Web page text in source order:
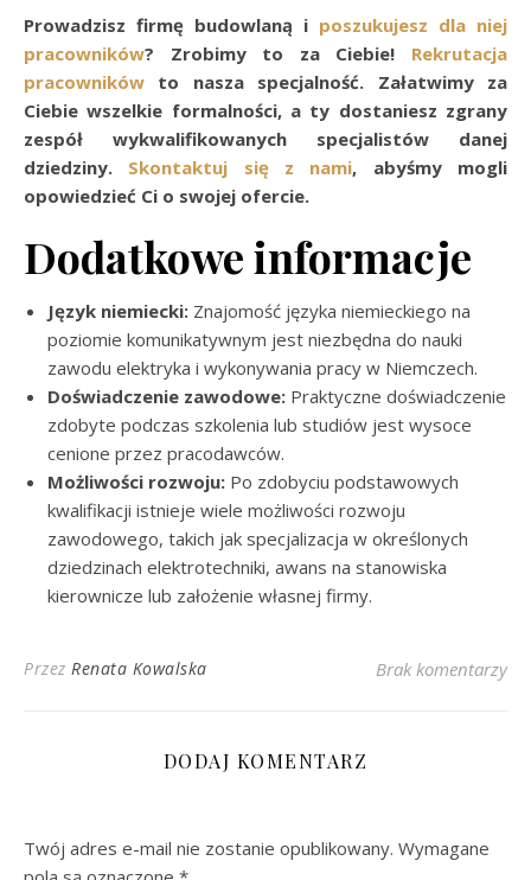
Prowadzisz firmę budowlaną i poszukujesz dla niej
pracowników? Zrobimy to za Ciebie! Rekrutacja
pracowników to nasza specjalność. Załatwimy za
Ciebie wszelkie formalności, a ty dostaniesz zgrany
zespół wykwalifikowanych specjalistów danej
dziedziny. Skontaktuj się z nami, abyśmy mogli
opowiedzieć Ci o swojej ofercie.
Dodatkowe informacje
Język niemiecki: Znajomość języka niemieckiego na
poziomie komunikatywnym jest niezbędna do nauki
zawodu elektryka i wykonywania pracy w Niemczech.
Doświadczenie zawodowe: Praktyczne doświadczenie
zdobyte podczas szkolenia lub studiów jest wysoce
cenione przez pracodawców.
Możliwości rozwoju: Po zdobyciu podstawowych
kwalifikacji istnieje wiele możliwości rozwoju
zawodowego, takich jak specjalizacja w określonych
dziedzinach elektrotechniki, awans na stanowiska
kierownicze lub założenie własnej firmy.
Przez Renata Kowalska Brak komentarzy
DODAJ KOMENTARZ
Twój adres e-mail nie zostanie opublikowany. Wymagane